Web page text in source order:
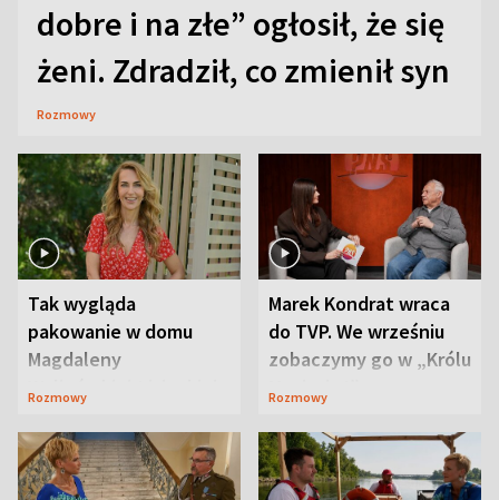
dobre i na złe” ogłosił, że się
żeni. Zdradził, co zmienił syn
Rozmowy
Tak wygląda
pakowanie w domu
Magdaleny
Waligórskiej-Lisieckiej.
Rozmowy
Marek Kondrat wraca
do TVP. We wrześniu
zobaczymy go w „Królu
Maciusiu I”
Rozmowy